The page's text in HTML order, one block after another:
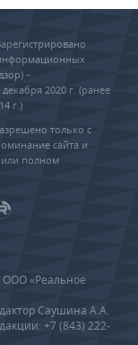
–
2020 г. (ранее
г.)
только с
сайта и
или полном
ООО «Реальное
Саушина А.А.
+7 (843) 222-